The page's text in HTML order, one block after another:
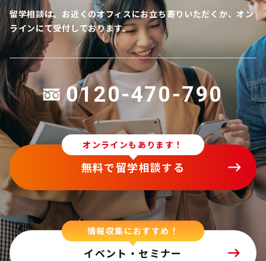
留学相談は、お近くのオフィスにお立ち寄りいただくか、オン
ラインにて受付しております。
0120-470-790
オンラインもあります！
無料で留学相談する
情報収集におすすめ！
イベント・セミナー